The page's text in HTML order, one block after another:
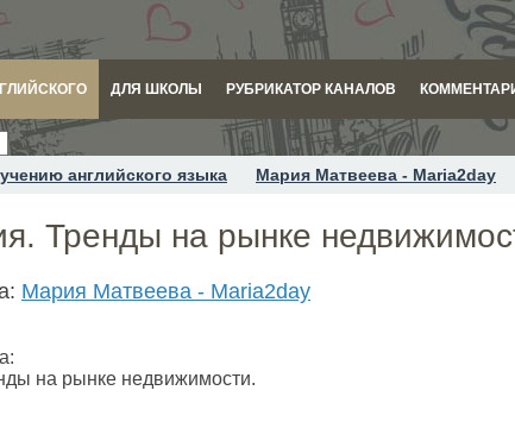
ДЛЯ ШКОЛЫ РУБРИКАТОР КАНАЛОВ
английского языка Мария Матвеева - Maria2day
Тренды на рынке
Мария Матвеева - Maria2day